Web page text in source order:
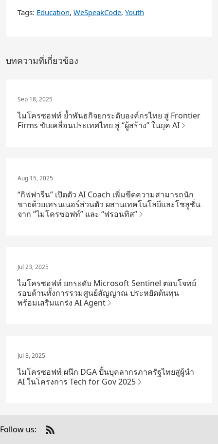
Tags: Education, WeSpeakCode, Youth
บทความที่เกี่ยวข้อง
Sep 18, 2025
ไมโครซอฟท์ ย้ำพันธกิจยกระดับองค์กรไทย สู่ Frontier
Firms ขับเคลื่อนประเทศไทย สู่ “ผู้สร้าง” ในยุค AI
Aug 15, 2025
“กิฟฟารีน” เปิดตัว AI Coach เพิ่มขีดความสามารถนัก
ขายด้วยเทรนเนอร์ส่วนตัว ผสานเทคโนโลยีและโซลูชั่น
จาก “ไมโครซอฟท์” และ “ฟรอนทิส”
Jul 23, 2025
ไมโครซอฟท์ ยกระดับ Microsoft Sentinel ตอบโจทย์
รอบด้านทั้งการรวมศูนย์สัญญาณ ประหยัดต้นทุน
พร้อมเสริมแกร่ง AI Agent
Jul 8, 2025
ไมโครซอฟท์ ผนึก DGA ปั้นบุคลากรภาครัฐไทยสู่ผู้นำ
AI ในโครงการ Tech for Gov 2025
Follow us:
Check